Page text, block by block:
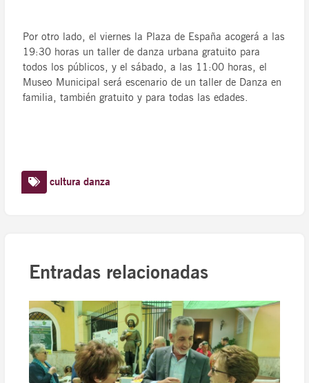
Por otro lado, el viernes la Plaza de España acogerá a las
19:30 horas un taller de danza urbana gratuito para
todos los públicos, y el sábado, a las 11:00 horas, el
Museo Municipal será escenario de un taller de Danza en
familia, también gratuito y para todas las edades.
cultura danza
Entradas relacionadas